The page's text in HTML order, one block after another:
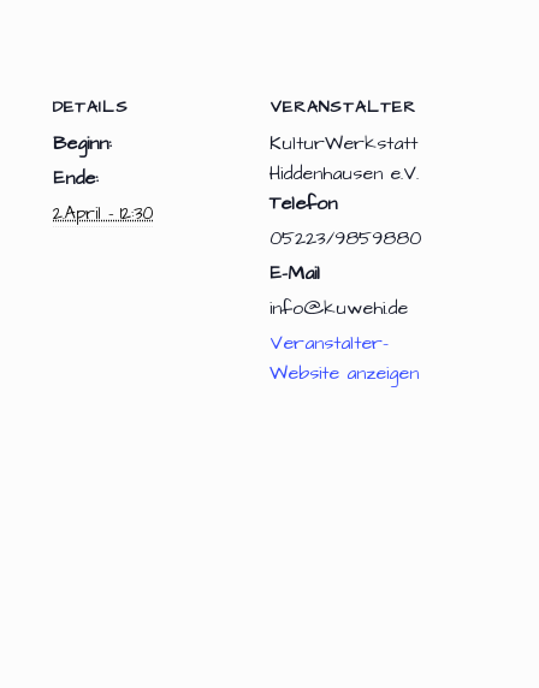
DETAILS
Beginn:
Ende:
2.April - 12:30
VERANSTALTER
KulturWerkstatt
Hiddenhausen e.V.
Telefon
05223/9859880
E-Mail
info@kuwehi.de
Veranstalter-
Website anzeigen